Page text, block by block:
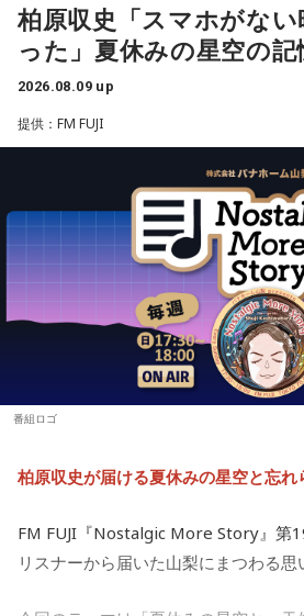
柏原収史「スマホがな
った」夏休みの星空の記
2026.08.09 up
提供：FM FUJI
番組ロゴ
柏原収史が届ける夏休みの星空と忘れ
FM FUJI『Nostalgic More Story』第
リスナーから届いた山梨にまつわる思